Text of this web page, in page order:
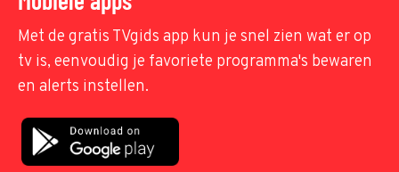
Met de gratis TVgids app kun je snel zien wat er op
tv is, eenvoudig je favoriete programma's bewaren
en alerts instellen.